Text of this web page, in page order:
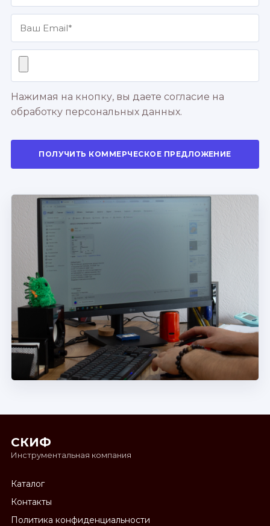
Нажимая на кнопку, вы даете согласие на
обработку персональных данных.
ПОЛУЧИТЬ КОММЕРЧЕСКОЕ ПРЕДЛОЖЕНИЕ
СКИФ
Инструментальная компания
Каталог
Контакты
Политика конфиденциальности